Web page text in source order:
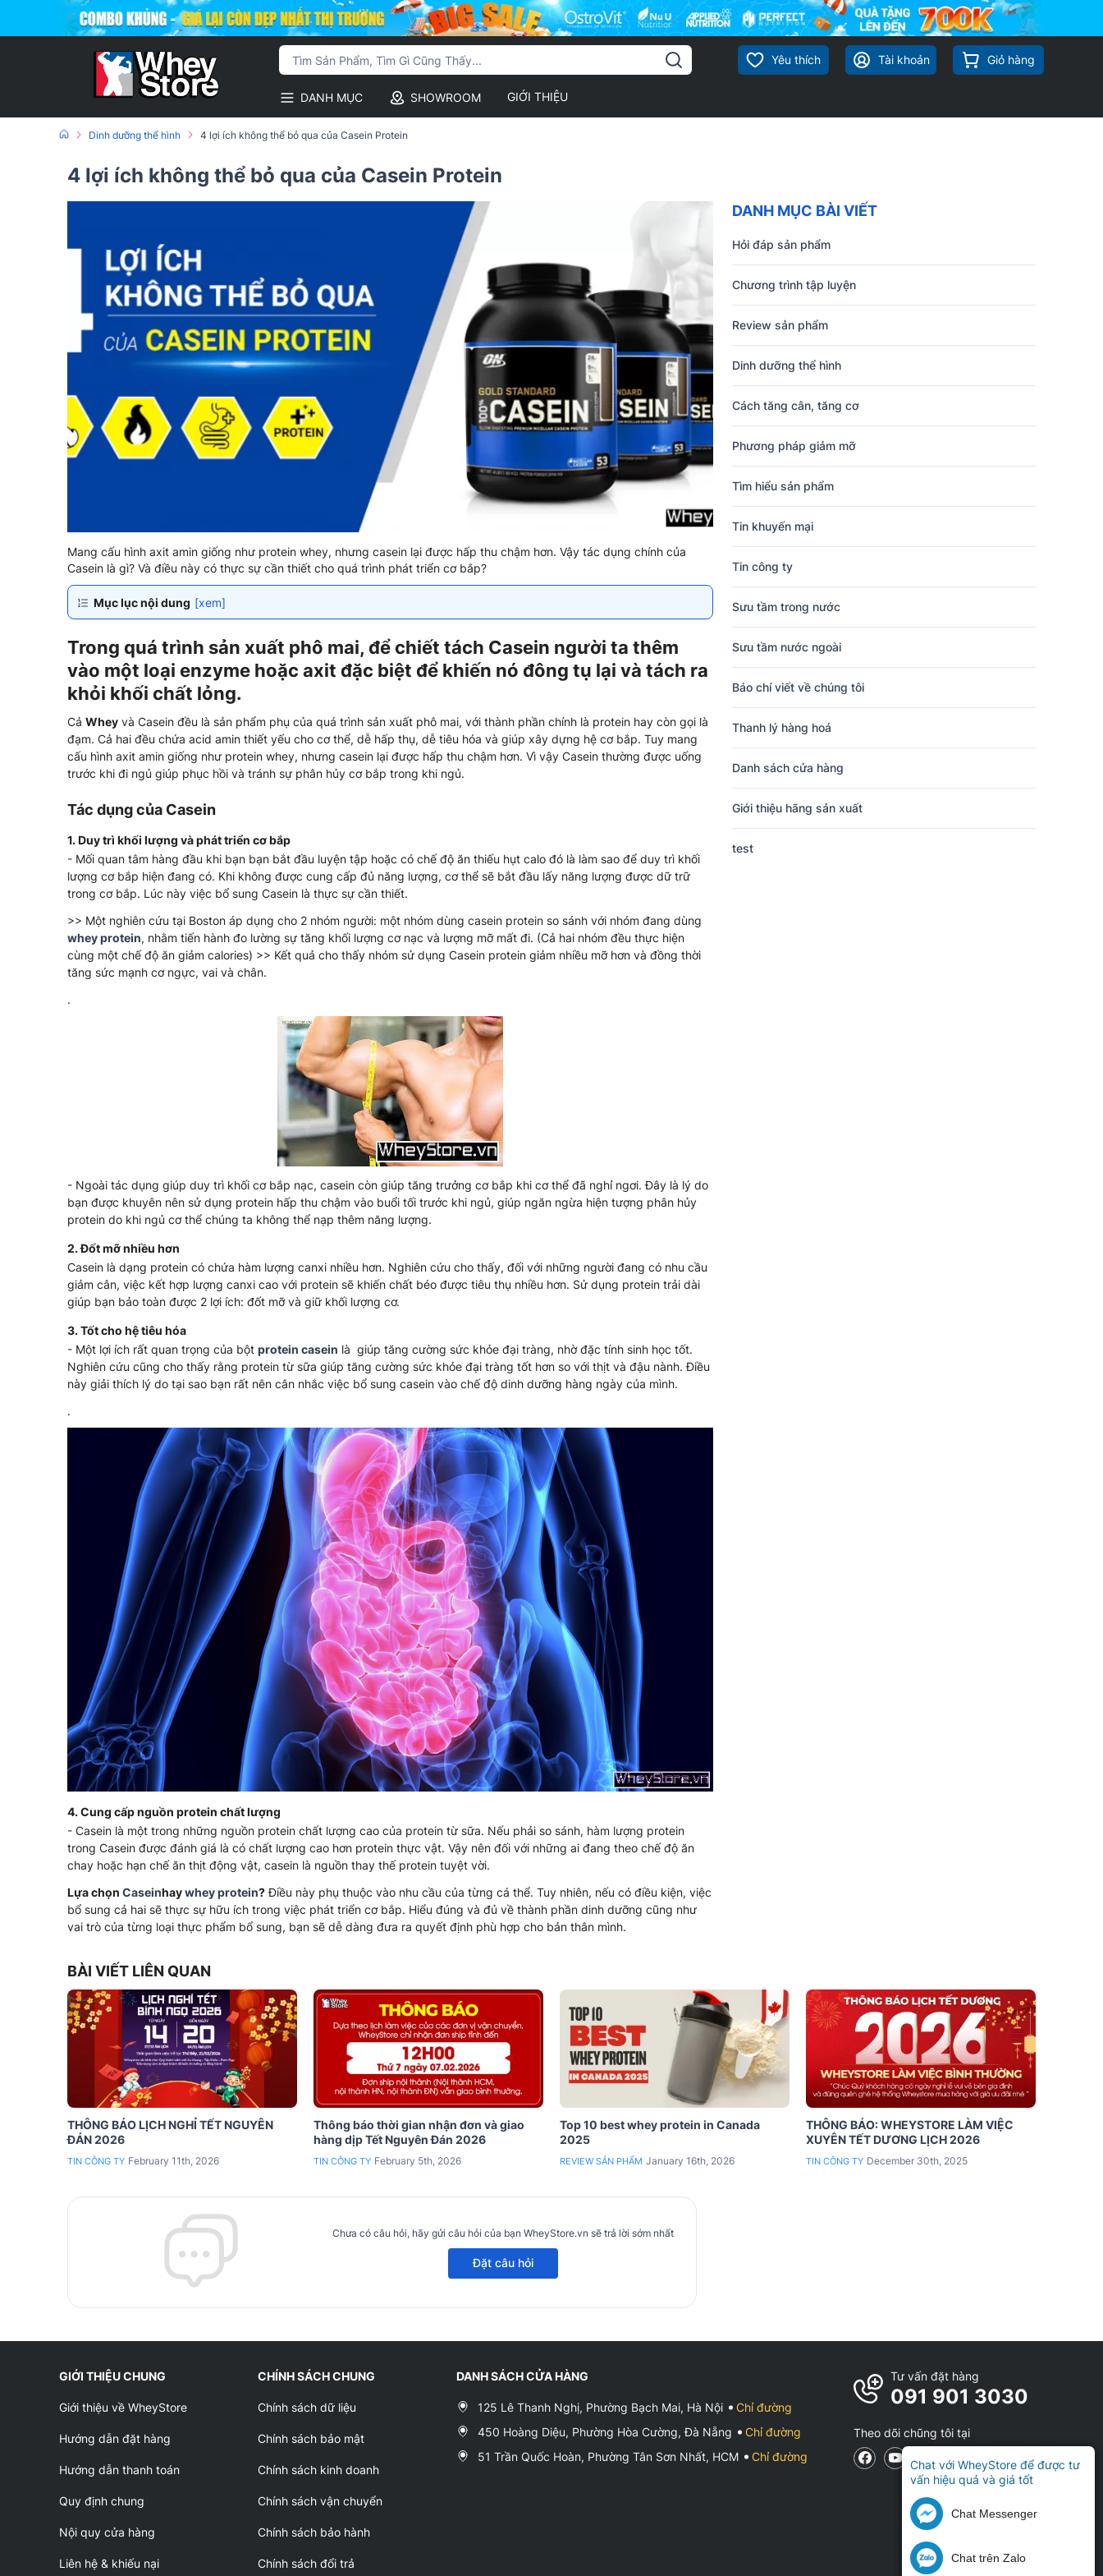
Yêu thích Tài khoản Giỏ hàng
DANH MỤC SHOWROOM GIỚI THIỆU
Dinh dưỡng thể hình 4 lợi ích không thể bỏ qua của Casein Protein
4 lợi ích không thể bỏ qua của Casein Protein
Mang cấu hình axit amin giống như protein whey, nhưng casein lại được hấp thu chậm hơn. Vậy tác dụng chính của
Casein là gì? Và điều này có thực sự cần thiết cho quá trình phát triển cơ bắp?
Mục lục nội dung [xem]
Trong quá trình sản xuất phô mai, để chiết tách Casein người ta thêm
vào một loại enzyme hoặc axit đặc biệt để khiến nó đông tụ lại và tách ra
khỏi khối chất lỏng.
Cả Whey và Casein đều là sản phẩm phụ của quá trình sản xuất phô mai, với thành phần chính là protein hay còn gọi là
đạm. Cả hai đều chứa acid amin thiết yếu cho cơ thể, dễ hấp thụ, dễ tiêu hóa và giúp xây dựng hệ cơ bắp. Tuy mang
cấu hình axit amin giống như protein whey, nhưng casein lại được hấp thu chậm hơn. Vì vậy Casein thường được uống
trước khi đi ngủ giúp phục hồi và tránh sự phân hủy cơ bắp trong khi ngủ.
Tác dụng của Casein
1. Duy trì khối lượng và phát triển cơ bắp
- Mối quan tâm hàng đầu khi bạn bạn bắt đầu luyện tập hoặc có chế độ ăn thiếu hụt calo đó là làm sao để duy trì khối
lượng cơ bắp hiện đang có. Khi không được cung cấp đủ năng lượng, cơ thể sẽ bắt đầu lấy năng lượng được dữ trữ
trong cơ bắp. Lúc này việc bổ sung Casein là thực sự cần thiết.
>> Một nghiên cứu tại Boston áp dụng cho 2 nhóm người: một nhóm dùng casein protein so sánh với nhóm đang dùng
whey protein, nhằm tiến hành đo lường sự tăng khối lượng cơ nạc và lượng mỡ mất đi. (Cả hai nhóm đều thực hiện
cùng một chế độ ăn giảm calories) >> Kết quả cho thấy nhóm sử dụng Casein protein giảm nhiều mỡ hơn và đồng thời
tăng sức mạnh cơ ngực, vai và chân.
.
- Ngoài tác dụng giúp duy trì khối cơ bắp nạc, casein còn giúp tăng trưởng cơ bắp khi cơ thể đã nghỉ ngơi. Đây là lý do
bạn được khuyên nên sử dụng protein hấp thu chậm vào buổi tối trước khi ngủ, giúp ngăn ngừa hiện tượng phân hủy
protein do khi ngủ cơ thể chúng ta không thể nạp thêm năng lượng.
2. Đốt mỡ nhiều hơn
Casein là dạng protein có chứa hàm lượng canxi nhiều hơn. Nghiên cứu cho thấy, đối với những người đang có nhu cầu
giảm cân, việc kết hợp lượng canxi cao với protein sẽ khiến chất béo được tiêu thụ nhiều hơn. Sử dụng protein trải dài
giúp bạn bảo toàn được 2 lợi ích: đốt mỡ và giữ khối lượng cơ.
3. Tốt cho hệ tiêu hóa
- Một lợi ích rất quan trọng của bột protein casein là giúp tăng cường sức khỏe đại tràng, nhờ đặc tính sinh học tốt.
Nghiên cứu cũng cho thấy rằng protein từ sữa giúp tăng cường sức khỏe đại tràng tốt hơn so với thịt và đậu nành. Điều
này giải thích lý do tại sao bạn rất nên cân nhắc việc bổ sung casein vào chế độ dinh dưỡng hàng ngày của mình.
.
4. Cung cấp nguồn protein chất lượng
- Casein là một trong những nguồn protein chất lượng cao của protein từ sữa. Nếu phải so sánh, hàm lượng protein
trong Casein được đánh giá là có chất lượng cao hơn protein thực vật. Vậy nên đối với những ai đang theo chế độ ăn
chay hoặc hạn chế ăn thịt động vật, casein là nguồn thay thế protein tuyệt vời.
Lựa chọn Caseinhaywhey protein?Điều này phụ thuộc vào nhu cầu của từng cá thể. Tuy nhiên, nếu có điều kiện, việc
bổ sung cả hai sẽ thực sự hữu ích trong việc phát triển cơ bắp. Hiểu đúng và đủ về thành phần dinh dưỡng cũng như
vai trò của từng loại thực phẩm bổ sung, bạn sẽ dễ dàng đưa ra quyết định phù hợp cho bản thân mình.
DANH MỤC BÀI VIẾT
Hỏi đáp sản phẩm
Chương trình tập luyện
Review sản phẩm
Dinh dưỡng thể hình
Cách tăng cân, tăng cơ
Phương pháp giảm mỡ
Tìm hiểu sản phẩm
Tin khuyến mại
Tin công ty
Sưu tầm trong nước
Sưu tầm nước ngoài
Báo chí viết về chúng tôi
Thanh lý hàng hoá
Danh sách cửa hàng
Giới thiệu hãng sản xuất
test
BÀI VIẾT LIÊN QUAN
THÔNG BÁO LỊCH NGHỈ TẾT NGUYÊN
ĐÁN 2026
TIN CÔNG TY February 11th, 2026
Thông báo thời gian nhận đơn và giao
hàng dịp Tết Nguyên Đán 2026
TIN CÔNG TY February 5th, 2026
Top 10 best whey protein in Canada
2025
REVIEW SẢN PHẨM January 16th, 2026
THÔNG BÁO: WHEYSTORE LÀM VIỆC
XUYÊN TẾT DƯƠNG LỊCH 2026
TIN CÔNG TY December 30th, 2025
Chưa có câu hỏi, hãy gửi câu hỏi của bạn WheyStore.vn sẽ trả lời sớm nhất
Đặt câu hỏi
GIỚI THIỆU CHUNG
Giới thiệu về WheyStore
Hướng dẫn đặt hàng
Hướng dẫn thanh toán
Quy định chung
Nội quy cửa hàng
Liên hệ & khiếu nại
CHÍNH SÁCH CHUNG
Chính sách dữ liệu
Chính sách bảo mật
Chính sách kinh doanh
Chính sách vận chuyển
Chính sách bảo hành
Chính sách đổi trả
DANH SÁCH CỬA HÀNG
125 Lê Thanh Nghị, Phường Bạch Mai, Hà Nội
Chỉ đường
450 Hoàng Diệu, Phường Hòa Cường, Đà Nẵng
Chỉ đường
51 Trần Quốc Hoàn, Phường Tân Sơn Nhất, HCM
Chỉ đường
Tư vấn đặt hàng
091 901 3030
Theo dõi chũng tôi tại
Chat với WheyStore để được tư
vấn hiệu quả và giá tốt
Chat Messenger
Chat trên Zalo